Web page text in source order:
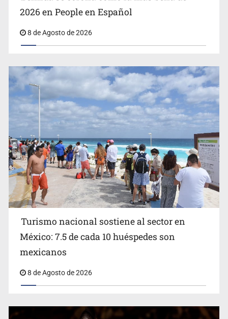
EU reanudará este sábado inspecciones de aguacate en
Michoacán
Belinda se corona como la más bella de 2026 en People
2026 en People en Español
8 de Agosto de 2026
Turismo nacional sostiene al sector en
México: 7.5 de cada 10 huéspedes son
mexicanos
8 de Agosto de 2026